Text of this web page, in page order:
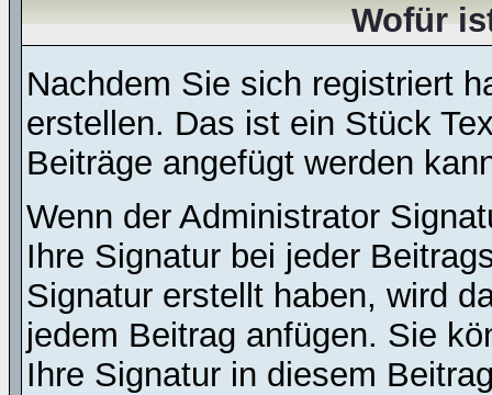
Wofür
Nachdem Sie sich registriert
erstellen. Das ist ein Stück
Beiträge angefügt werden
Wenn der Administrator
Ihre Signatur bei jeder
Signatur erstellt haben, wird
jedem Beitrag anfügen. Sie
Ihre Signatur in diesem